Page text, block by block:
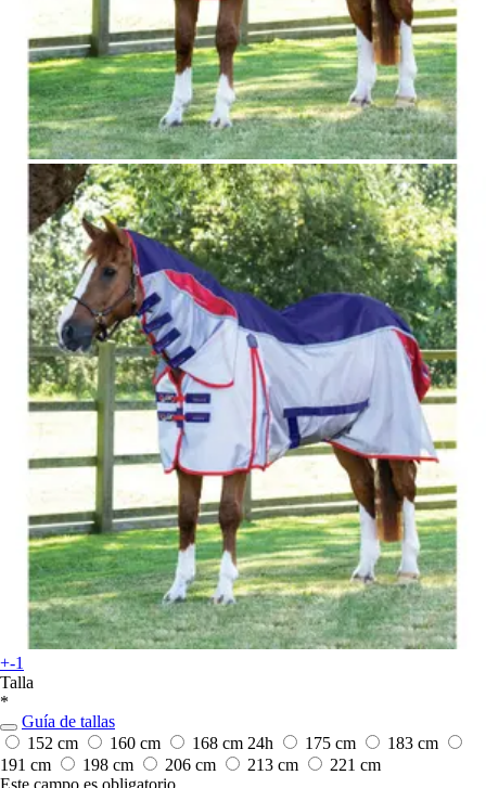
+-1
Talla
*
Guía de tallas
152 cm
160 cm 168 cm 24h 175 cm
183 cm
191 cm
198 cm 206 cm 213 cm
221 cm
Este campo es obligatorio